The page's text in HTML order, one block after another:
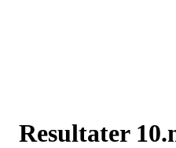
Resultater